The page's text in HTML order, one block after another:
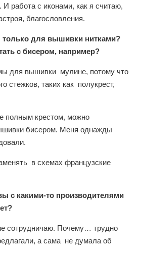
работа с иконами, как я считаю,
благословления.
только для вышивки нитками?
с бисером, например?
для вышивки мулине, потому что
стежков, таких как полукрест,
полным крестом, можно
бисером. Меня однажды
в схемах французские
с какими-то производителями
сотрудничаю. Почему… трудно
а сама не думала об